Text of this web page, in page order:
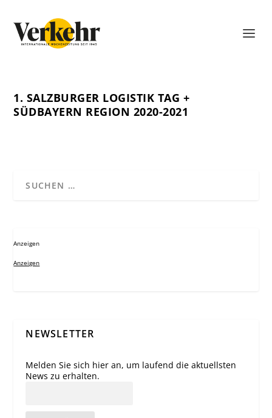
1. SALZBURGER LOGISTIK TAG +
SÜDBAYERN REGION 2020-2021
Anzeigen
Anzeigen
NEWSLETTER
Melden Sie sich hier an, um laufend die aktuellsten
News zu erhalten.